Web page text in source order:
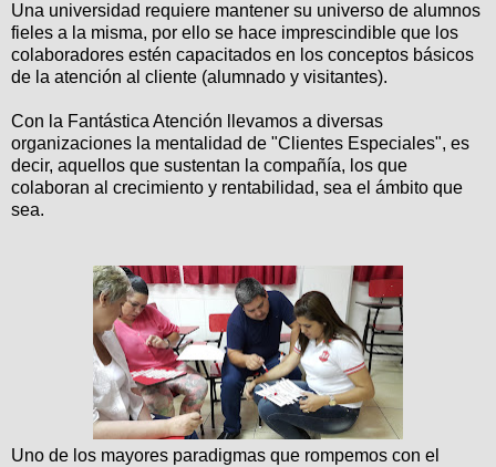
Una universidad requiere mantener su universo de alumnos
fieles a la misma, por ello se hace imprescindible que los
colaboradores estén capacitados en los conceptos básicos
de la atención al cliente (alumnado y visitantes).
Con la Fantástica Atención llevamos a diversas
organizaciones la mentalidad de "Clientes Especiales", es
decir, aquellos que sustentan la compañía, los que
colaboran al crecimiento y rentabilidad, sea el ámbito que
sea.
Uno de los mayores paradigmas que rompemos con el